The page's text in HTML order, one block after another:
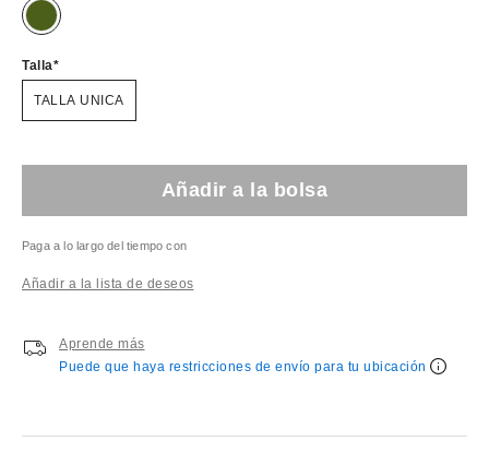
Talla
TALLA UNICA
Añadir a la bolsa
Paga a lo largo del tiempo con
Añadir a la lista de deseos
Aprende más
Puede que haya restricciones de envío para tu ubicación